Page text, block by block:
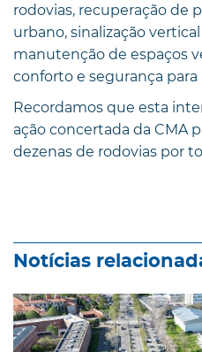
rodovias, recuperação de
urbano, sinalização
manutenção de espaços
conforto e segurança
Recordamos que esta
ação concertada da CMA
dezenas de rodovias por
Notícias